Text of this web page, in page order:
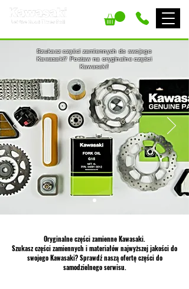
Szukasz części zamiennych do swojego
Kawasaki? Postaw na oryginalne części
Kawasaki!
Oryginalne części zamienne Kawasaki.
Szukasz części zamiennych i materiałów najwyższej jakości do
swojego Kawasaki?Sprawdź naszą ofertę części do
samodzielnego serwisu.